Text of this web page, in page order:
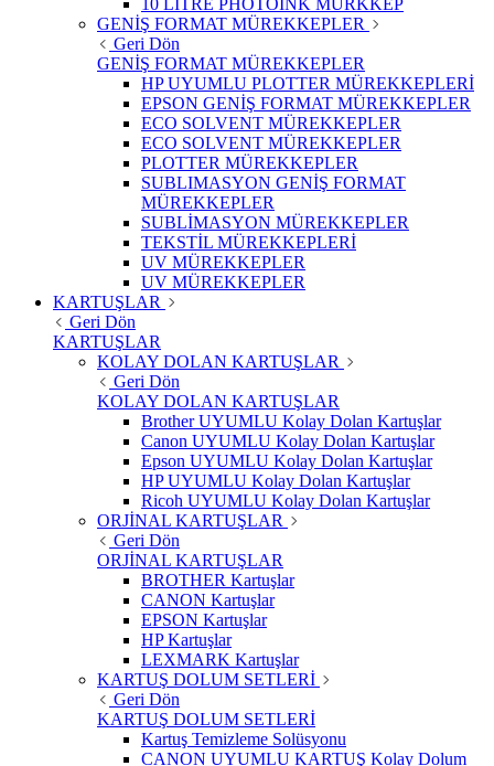
10 LİTRE PHOTOINK MÜRKKEP
GENİŞ FORMAT MÜREKKEPLER
Geri Dön
GENİŞ FORMAT MÜREKKEPLER
HP UYUMLU PLOTTER MÜREKKEPLERİ
EPSON GENİŞ FORMAT MÜREKKEPLER
ECO SOLVENT MÜREKKEPLER
ECO SOLVENT MÜREKKEPLER
PLOTTER MÜREKKEPLER
SUBLIMASYON GENİŞ FORMAT
MÜREKKEPLER
SUBLİMASYON MÜREKKEPLER
TEKSTİL MÜREKKEPLERİ
UV MÜREKKEPLER
UV MÜREKKEPLER
KARTUŞLAR
Geri Dön
KARTUŞLAR
KOLAY DOLAN KARTUŞLAR
Geri Dön
KOLAY DOLAN KARTUŞLAR
Brother UYUMLU Kolay Dolan Kartuşlar
Canon UYUMLU Kolay Dolan Kartuşlar
Epson UYUMLU Kolay Dolan Kartuşlar
HP UYUMLU Kolay Dolan Kartuşlar
Ricoh UYUMLU Kolay Dolan Kartuşlar
ORJİNAL KARTUŞLAR
Geri Dön
ORJİNAL KARTUŞLAR
BROTHER Kartuşlar
CANON Kartuşlar
EPSON Kartuşlar
HP Kartuşlar
LEXMARK Kartuşlar
KARTUŞ DOLUM SETLERİ
Geri Dön
KARTUŞ DOLUM SETLERİ
Kartuş Temizleme Solüsyonu
CANON UYUMLU KARTUŞ Kolay Dolum